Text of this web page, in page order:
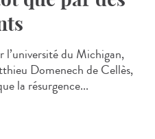
l’université du Michigan,
Domenech de Cellès,
la résurgence...